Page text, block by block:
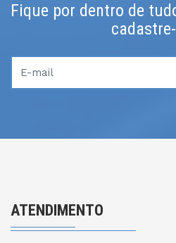
Fique por dentro de
ATENDIMENTO